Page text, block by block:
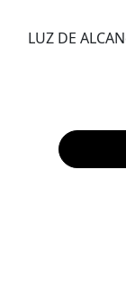
LUZ DE